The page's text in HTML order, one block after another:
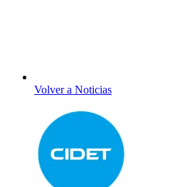
Volver a Noticias